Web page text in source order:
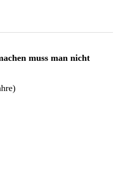
muss man nicht